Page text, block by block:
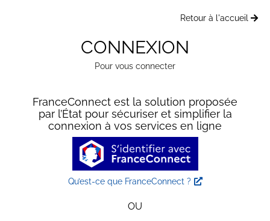
Retour à l'accueil
CONNEXION
Pour vous connecter
FranceConnect est la solution proposée
par l’État pour sécuriser et simplifier la
connexion à vos services en ligne
Qu’est-ce que FranceConnect ?
OU